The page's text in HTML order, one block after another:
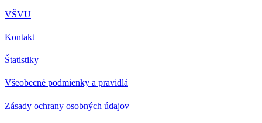
VŠVU
Kontakt
Štatistiky
Všeobecné podmienky a pravidlá
Zásady ochrany osobných údajov